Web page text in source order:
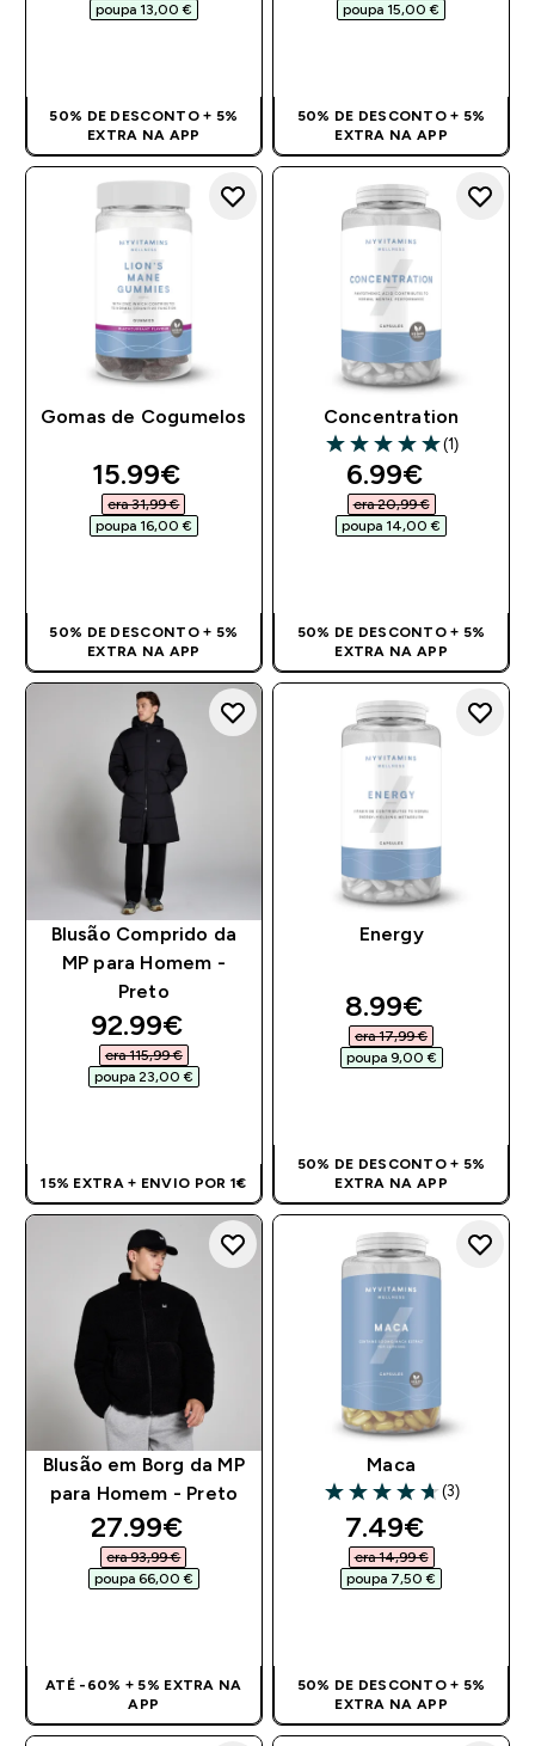
poupa 13,00 €‎
50% DE DESCONTO + 5%
EXTRA NA APP
poupa 15,00 €‎
50% DE DESCONTO + 5%
EXTRA NA APP
Gomas de Cogumelos
discounted price
15.99€‎
era 31,99 €‎
poupa 16,00 €‎
50% DE DESCONTO + 5%
EXTRA NA APP
Concentration
5 out of 5 stars
(1)
discounted
6.99€‎
era 20,99 €‎
poupa 14,00 €‎
50% DE DESCONTO + 5%
EXTRA NA APP
Blusão Comprido da
MP para Homem -
Preto
discounted price
92.99€‎
era 115,99 €‎
poupa 23,00 €‎
15% EXTRA + ENVIO POR 1€
Energy
discounted
8.99€‎
era 17,99 €‎
poupa 9,00 €‎
50% DE DESCONTO + 5%
EXTRA NA APP
Blusão em Borg da MP
para Homem - Preto
discounted price
27.99€‎
era 93,99 €‎
poupa 66,00 €‎
ATÉ -60% + 5% EXTRA NA
APP
Maca
4.67 out of 5 stars
(3)
discounted
7.49€‎
era 14,99 €‎
poupa 7,50 €‎
50% DE DESCONTO + 5%
EXTRA NA APP